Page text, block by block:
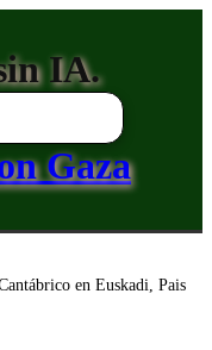
IA.
en Euskadi, Pais